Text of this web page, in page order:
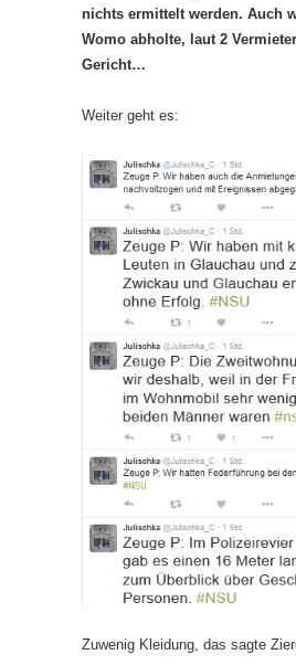
nichts ermittelt werden. Auch
Womo abholte, laut 2
Gericht…
Weiter geht es:
Zuwenig Kleidung, das sagte